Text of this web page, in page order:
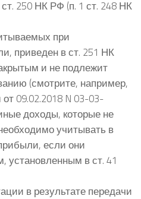
250 НК РФ (п. 1 ст. 248 НК
при
приведен в ст. 251 НК
и не подлежит
(смотрите, например,
09.02.2018 N 03-03-
доходы, которые не
учитывать в
если они
установленным в ст. 41
в результате передачи